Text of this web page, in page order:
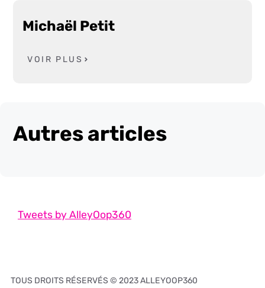
Michaël Petit
VOIR PLUS
Autres articles
Tweets by AlleyOop360
TOUS DROITS RÉSERVÉS © 2023 ALLEYOOP360